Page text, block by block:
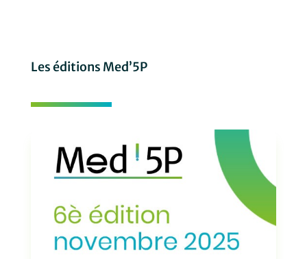
Les éditions Med’5P